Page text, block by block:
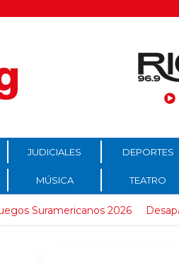
JUDICIALES DEPORTES
MÚSICA TEATRO
Suramericanos 2026